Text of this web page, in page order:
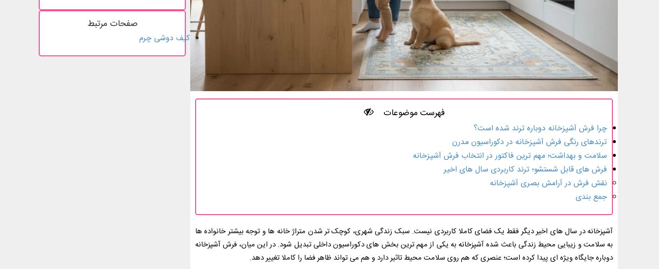
فهرست موضوعات
چرا فرش آشپزخانه دوباره ترند شده است؟
ترندهای رنگی فرش آشپزخانه در دکوراسیون مدرن
سلامت و بهداشت؛ مهم ترین فاکتور در انتخاب فرش آشپزخانه
فرش های قابل شستشو؛ ترند کاربردی سال های اخیر
نقش فرش در آرامش بصری آشپزخانه
جمع بندی
آشپزخانه در سال های اخیر دیگر فقط یک فضای کاملا کاربردی نیست. سبک زندگی شهری، کوچک تر شدن متراژ خانه ها و توجه بیشتر خانواده ها
به سلامت و زیبایی محیط زندگی باعث شده آشپزخانه به یکی از مهم ترین بخش های دکوراسیون داخلی تبدیل شود. در این میان، فرش آشپزخانه
دوباره جایگاه ویژه ای پیدا کرده است؛ عنصری که هم روی سلامت محیط تاثیر دارد و هم می تواند ظاهر فضا را کاملا تغییر دهد.
صفحات مرتبط
کیف دوشی چرم